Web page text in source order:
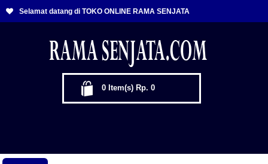
Selamat datang di TOKO ONLINE RAMA SENJATA
0 Item(s) Rp. 0